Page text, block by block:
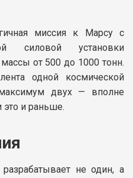
миссия к Марсу с
силовой установки
от 500 до 1000 тонн.
одной космической
двух — вполне
и раньше.
не один, а